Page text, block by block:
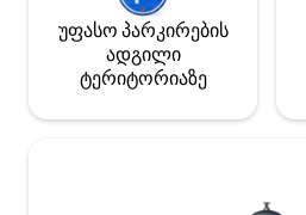
უფასო პარკირების
ადგილი
ტერიტორიაზე